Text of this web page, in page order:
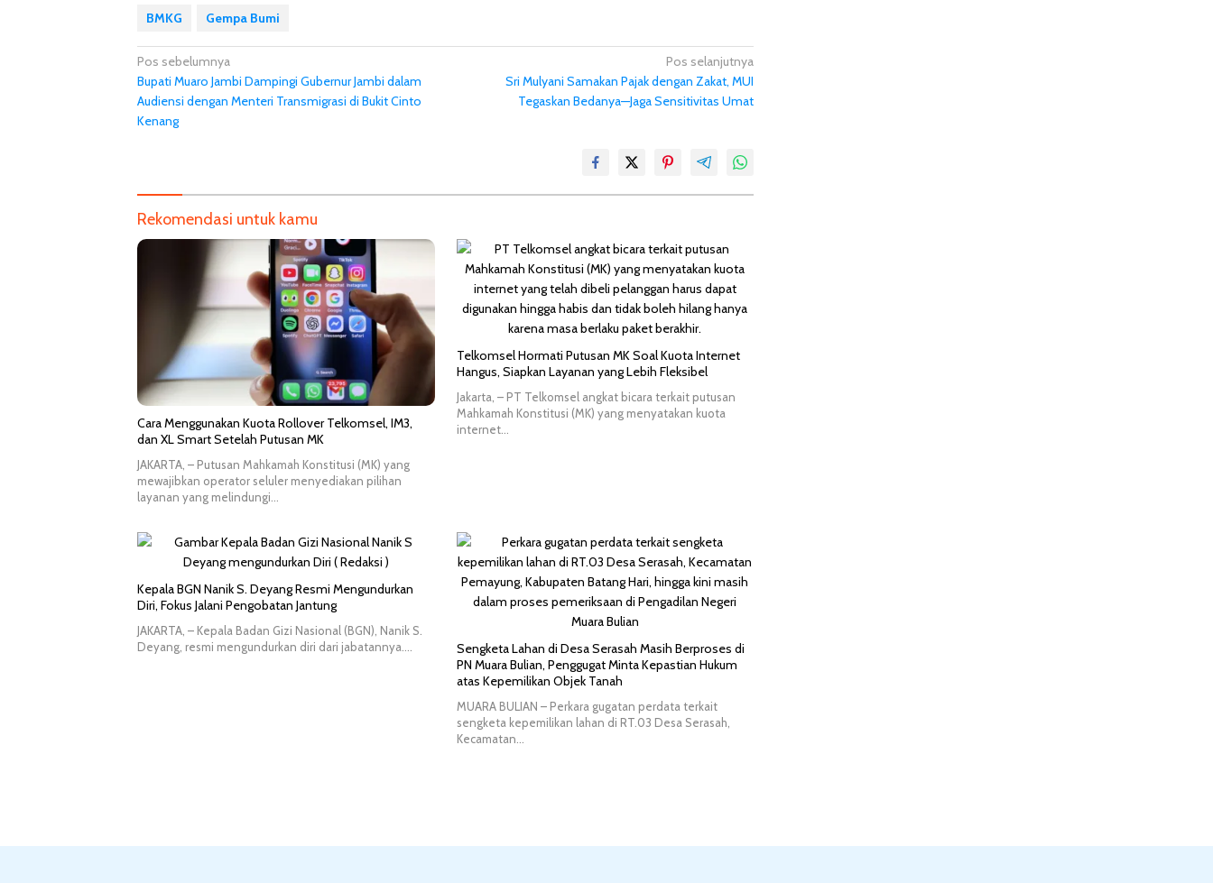
BMKG Gempa Bumi
Navigasi
pos
Pos sebelumnya
Bupati Muaro Jambi Dampingi Gubernur Jambi dalam
Audiensi dengan Menteri Transmigrasi di Bukit Cinto
Kenang
Pos selanjutnya
Sri Mulyani Samakan Pajak dengan Zakat, MUI
Tegaskan Bedanya—Jaga Sensitivitas Umat
Rekomendasi untuk kamu
Cara Menggunakan Kuota Rollover Telkomsel, IM3,
dan XL Smart Setelah Putusan MK
JAKARTA, – Putusan Mahkamah Konstitusi (MK) yang
mewajibkan operator seluler menyediakan pilihan
layanan yang melindungi…
Telkomsel Hormati Putusan MK Soal Kuota Internet
Hangus, Siapkan Layanan yang Lebih Fleksibel
Jakarta, – PT Telkomsel angkat bicara terkait putusan
Mahkamah Konstitusi (MK) yang menyatakan kuota
internet…
Kepala BGN Nanik S. Deyang Resmi Mengundurkan
Diri, Fokus Jalani Pengobatan Jantung
JAKARTA, – Kepala Badan Gizi Nasional (BGN), Nanik S.
Deyang, resmi mengundurkan diri dari jabatannya….
Sengketa Lahan di Desa Serasah Masih Berproses di
PN Muara Bulian, Penggugat Minta Kepastian Hukum
atas Kepemilikan Objek Tanah
MUARA BULIAN – Perkara gugatan perdata terkait
sengketa kepemilikan lahan di RT.03 Desa Serasah,
Kecamatan…